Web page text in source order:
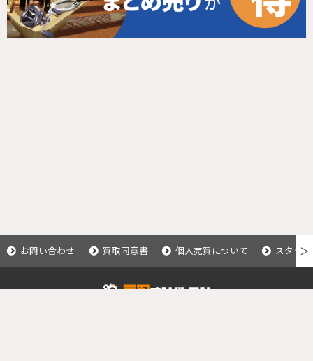
お問い合わせ 買取同意書 個人売買について スタッ＞